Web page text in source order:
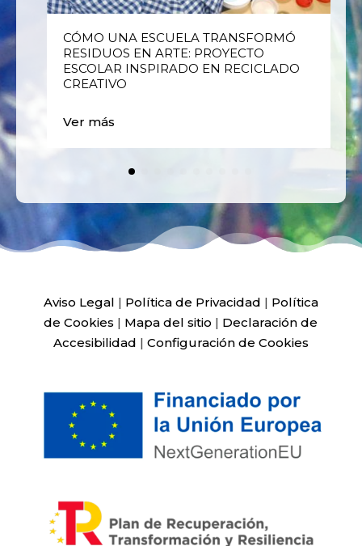
CÓMO UNA ESCUELA TRANSFORMÓ
RESIDUOS EN ARTE: PROYECTO
ESCOLAR INSPIRADO EN RECICLADO
CREATIVO
Ver más
Aviso Legal | Política de Privacidad | Política
de Cookies | Mapa del sitio | Declaración de
Accesibilidad | Configuración de Cookies